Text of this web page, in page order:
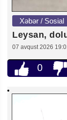
Xəbər / Sosial
Leysan,
07 avqust 2026
0